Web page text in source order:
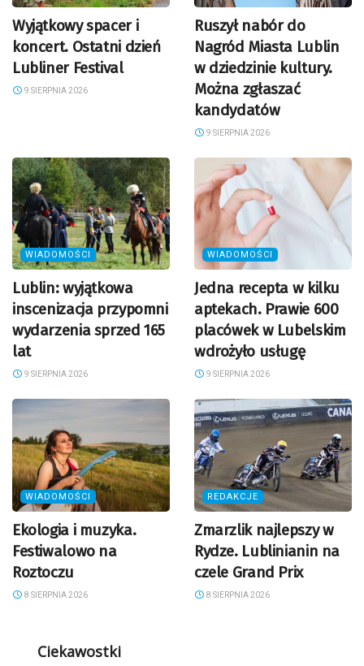
Wyjątkowy spacer i
koncert. Ostatni dzień
Lubliner Festival
9 SIERPNIA 2026
Ruszył nabór do
Nagród Miasta Lublin
w dziedzinie kultury.
Można zgłaszać
kandydatów
9 SIERPNIA 2026
WIADOMOŚCI
Lublin: wyjątkowa
inscenizacja przypomni
wydarzenia sprzed 165
lat
9 SIERPNIA 2026
WIADOMOŚCI
Jedna recepta w kilku
aptekach. Prawie 600
placówek w Lubelskim
wdrożyło usługę
9 SIERPNIA 2026
WIADOMOŚCI
Ekologia i muzyka.
Festiwalowo na
Roztoczu
8 SIERPNIA 2026
REDAKCJE
Zmarzlik najlepszy w
Rydze. Lublinianin na
czele Grand Prix
8 SIERPNIA 2026
Ciekawostki